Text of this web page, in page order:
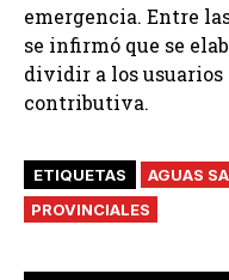
emergencia. Entre
se infirmó que se
dividir a los usuarios
contributiva.
ETIQUETAS AGUAS
PROVINCIALES